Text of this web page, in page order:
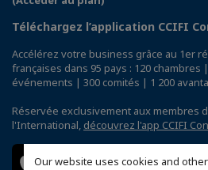
Our website uses cookies and
Téléchargez l’application CCIFI
Accélérez votre business grâce au 1er
françaises dans 95 pays : 120
événements | 300 comités | 1 200
Réservée exclusivement aux membres
l'International, découvrez l'app CCIFI